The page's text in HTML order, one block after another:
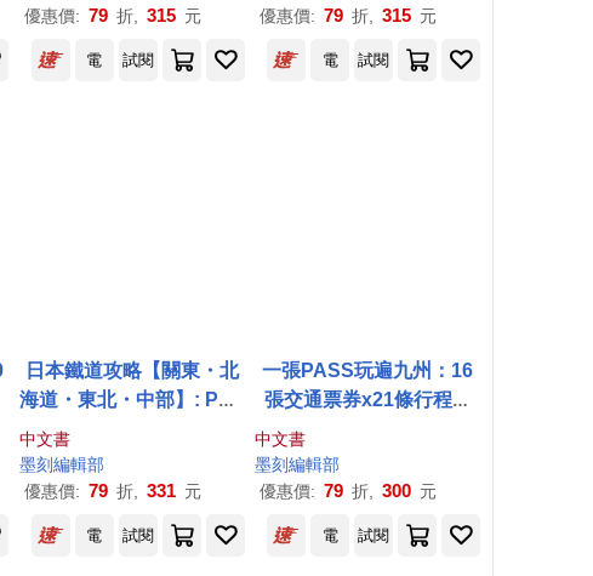
優惠價: 79 折, 315 元
優惠價: 79 折, 315 元
電 試閱 電 試閱
日本鐵道攻略【關東・北
海道・東北・中部】: PAS
S這樣買最划算!交通x購票
x食宿玩買，最強火車指南
中文書
墨刻編輯部
優惠價: 79 折, 331 元
一張PASS玩遍九州：16
張交通票券x21條行程規
劃，1~2日食購玩樂一次
串聯，新手也能省錢省力
暢遊九州
中文書
墨刻編輯部
優惠價: 79 折, 300 元
電 試閱 電 試閱